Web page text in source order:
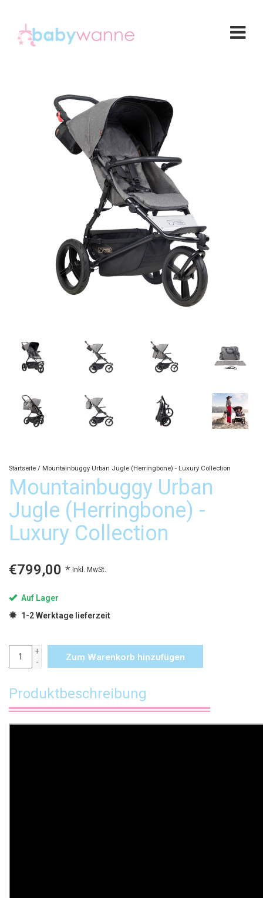
Startseite / Mountainbuggy Urban Jugle (Herringbone) - Luxury Collection
Mountainbuggy Urban
Jugle (Herringbone) -
Luxury Collection
€799,00 * Inkl. MwSt.
Auf Lager
1-2 Werktage lieferzeit
+
-
Zum Warenkorb hinzufügen
Produktbeschreibung